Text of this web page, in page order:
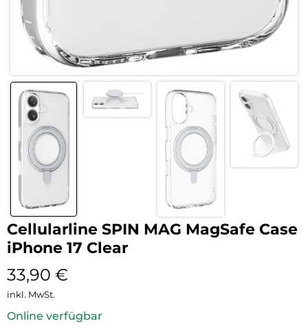
Cellularline SPIN MAG MagSafe Case
iPhone 17 Clear
33,90 €
inkl. MwSt.
Online verfügbar